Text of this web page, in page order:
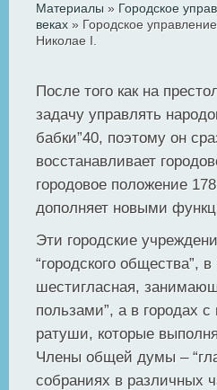
Материалы » Городское
веках » Городское
Николае I.
После того как на
задачу управлять
бабки”40, поэтому он
восстанавливает
городовое положение
дополняет новыми
Эти городские
“городского общества”,
шестигласная,
пользами”, а в городах
ратуши, которые
Члены общей думы –
собраниях в различных